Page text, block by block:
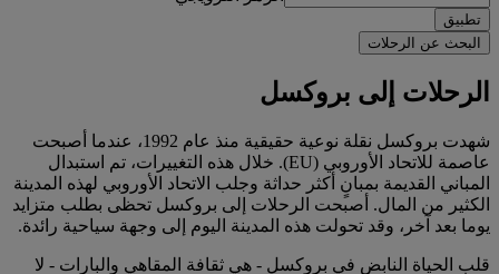
تطبيق
البحث عن الرحلات
الرحلات إلى بروكسل
شهدت بروكسل نقلة نوعية حقيقية منذ عام 1992، عندما أصبحت
عاصمة للاتحاد الأوروبي (EU). خلال هذه التغييرات، تم استبدال
المباني القديمة بمبانٍ أكثر حداثة وجلب الاتحاد الأوروبي لهذه المدينة
الكثير من المال. أصبحت الرحلات إلى بروكسل تحظى بطلب متزايد
يوما بعد آخر، وقد تحولت هذه المدينة اليوم إلى وجهة سياحية رائدة.
قلب الحياة النابض في بروكسل - هي ثقافة المقاهي والبارات - لا